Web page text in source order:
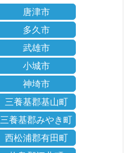
唐津市
多久市
武雄市
小城市
神埼市
三養基郡基山町
三養基郡みやき町
西松浦郡有田町